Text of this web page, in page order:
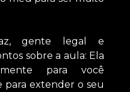
gente legal e
sobre a aula: Ela
para você
para extender o seu